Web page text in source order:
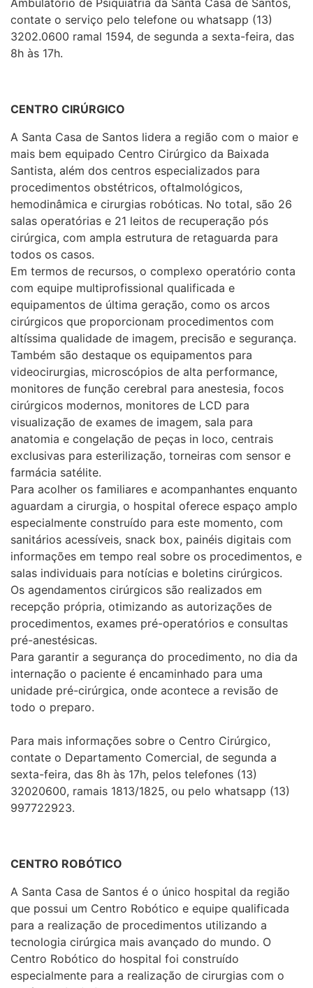
Ambulatório de Psiquiatria da Santa Casa de Santos,
contate o serviço pelo telefone ou whatsapp (13)
3202.0600 ramal 1594, de segunda a sexta-feira, das
8h às 17h.
CENTRO CIRÚRGICO
A Santa Casa de Santos lidera a região com o maior e
mais bem equipado Centro Cirúrgico da Baixada
Santista, além dos centros especializados para
procedimentos obstétricos, oftalmológicos,
hemodinâmica e cirurgias robóticas. No total, são 26
salas operatórias e 21 leitos de recuperação pós
cirúrgica, com ampla estrutura de retaguarda para
todos os casos.
Em termos de recursos, o complexo operatório conta
com equipe multiprofissional qualificada e
equipamentos de última geração, como os arcos
cirúrgicos que proporcionam procedimentos com
altíssima qualidade de imagem, precisão e segurança.
Também são destaque os equipamentos para
videocirurgias, microscópios de alta performance,
monitores de função cerebral para anestesia, focos
cirúrgicos modernos, monitores de LCD para
visualização de exames de imagem, sala para
anatomia e congelação de peças in loco, centrais
exclusivas para esterilização, torneiras com sensor e
farmácia satélite.
Para acolher os familiares e acompanhantes enquanto
aguardam a cirurgia, o hospital oferece espaço amplo
especialmente construído para este momento, com
sanitários acessíveis, snack box, painéis digitais com
informações em tempo real sobre os procedimentos, e
salas individuais para notícias e boletins cirúrgicos.
Os agendamentos cirúrgicos são realizados em
recepção própria, otimizando as autorizações de
procedimentos, exames pré-operatórios e consultas
pré-anestésicas.
Para garantir a segurança do procedimento, no dia da
internação o paciente é encaminhado para uma
unidade pré-cirúrgica, onde acontece a revisão de
todo o preparo.
Para mais informações sobre o Centro Cirúrgico,
contate o Departamento Comercial, de segunda a
sexta-feira, das 8h às 17h, pelos telefones (13)
32020600, ramais 1813/1825, ou pelo whatsapp (13)
997722923.
CENTRO ROBÓTICO
A Santa Casa de Santos é o único hospital da região
que possui um Centro Robótico e equipe qualificada
para a realização de procedimentos utilizando a
tecnologia cirúrgica mais avançado do mundo. O
Centro Robótico do hospital foi construído
especialmente para a realização de cirurgias com o